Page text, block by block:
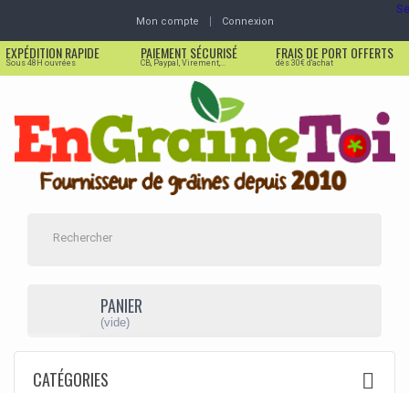
Mon compte Connexion
EXPÉDITION RAPIDE
Sous 48H ouvrées
PAIEMENT SÉCURISÉ
CB, Paypal, Virement,...
FRAIS DE PORT OFFERTS
dès 30€ d'achat
PANIER
(vide)
CATÉGORIES